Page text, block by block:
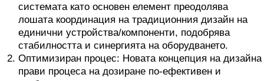
системата като основен елемент преодолява
лошата координация на традиционния дизайн на
единични устройства/компоненти, подобрява
стабилността и синергията на оборудването.
Оптимизиран процес: Новата концепция на дизайна
прави процеса на дозиране по-ефективен и